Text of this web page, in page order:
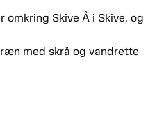
Skive Å i Skive, og
med skrå og vandrette